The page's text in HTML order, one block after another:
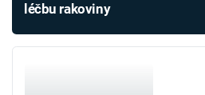
léčbu rakoviny